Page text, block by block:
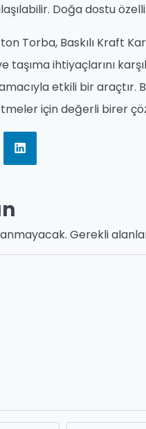
Doğa dostu
Torba, Baskılı Kraft
ihtiyaçlarını
etkili bir
için değerli birer
Gerekli